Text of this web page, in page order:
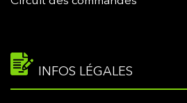
INFOS LÉGALES